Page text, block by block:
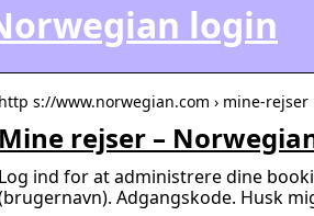
login
http s://www.norwegian.com › mine-rejser
Mine rejser –
Log ind for at administrere dine
Adgangskode. Husk